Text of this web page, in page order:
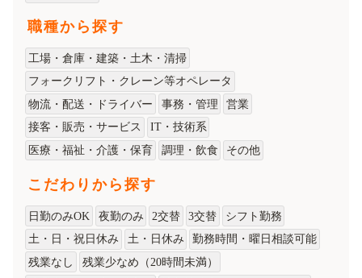
職種から探す
工場・倉庫・建築・土木・清掃
フォークリフト・クレーン等オペレータ
物流・配送・ドライバー
事務・管理
営業
接客・販売・サービス
IT・技術系
医療・福祉・介護・保育
調理・飲食 その他
こだわりから探す
日勤のみOK 夜勤のみ 2交替 3交替
シフト勤務
土・日・祝日休み
土・日休み
勤務時間・曜日相談可能
残業なし
残業少なめ（20時間未満）